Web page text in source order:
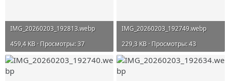
IMG_20260203_192813.webp
459,4 KB · Просмотры: 37
IMG_20260203_192749.webp
229,3 KB · Просмотры: 43